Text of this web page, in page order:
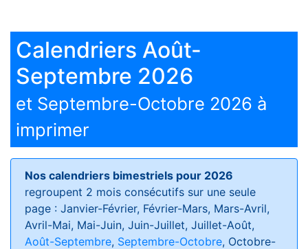
Calendriers Août-
Septembre 2026
et Septembre-Octobre 2026 à
imprimer
Nos calendriers bimestriels pour 2026
regroupent 2 mois consécutifs sur une seule
page : Janvier-Février, Février-Mars, Mars-Avril,
Avril-Mai, Mai-Juin, Juin-Juillet, Juillet-Août,
Août-Septembre, Septembre-Octobre, Octobre-